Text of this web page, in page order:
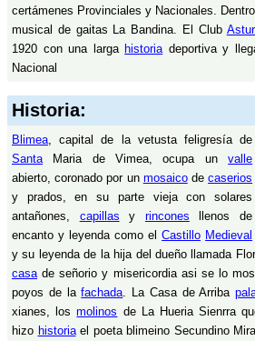
certámenes Provinciales y Nacionales.
musical de gaitas La Bandina. El Club
1920 con una larga historia deportiva y
Nacional
Historia:
Blimea , capital de la vetusta feligresía de
Santa Maria de Vimea, ocupa unvalle
abierto, coronado por un mosaicodecaserios
y prados, en su parte vieja con solares
antañones, capillas y rincones llenos de
encanto y leyenda como elCastillo Medieval
y su leyenda de la hija del dueño llamada
casa de señorio y misericordia asi se lo
poyos de lafachada . La Casa de Arriba
xianes, losmolinos de La Hueria Sienrra
hizo historiael poeta blimeino Secundino